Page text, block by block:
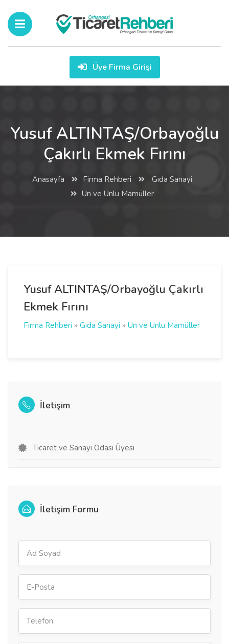
Üye Firma Girişi
Yusuf ALTINTAŞ/Orbayoğlu
Çakırlı Ekmek Fırını
Anasayfa Firma Rehberi
Gıda Sanayi
Un ve Unlu Mamüller
Yusuf ALTINTAŞ/Orbayoğlu Çakırlı
Ekmek Fırını
Firma Rehberi » Gıda Sanayi » Un ve Unlu Mamüller
İletişim
Ticaret ve Sanayi Odası Üyesi
İletişim Formu